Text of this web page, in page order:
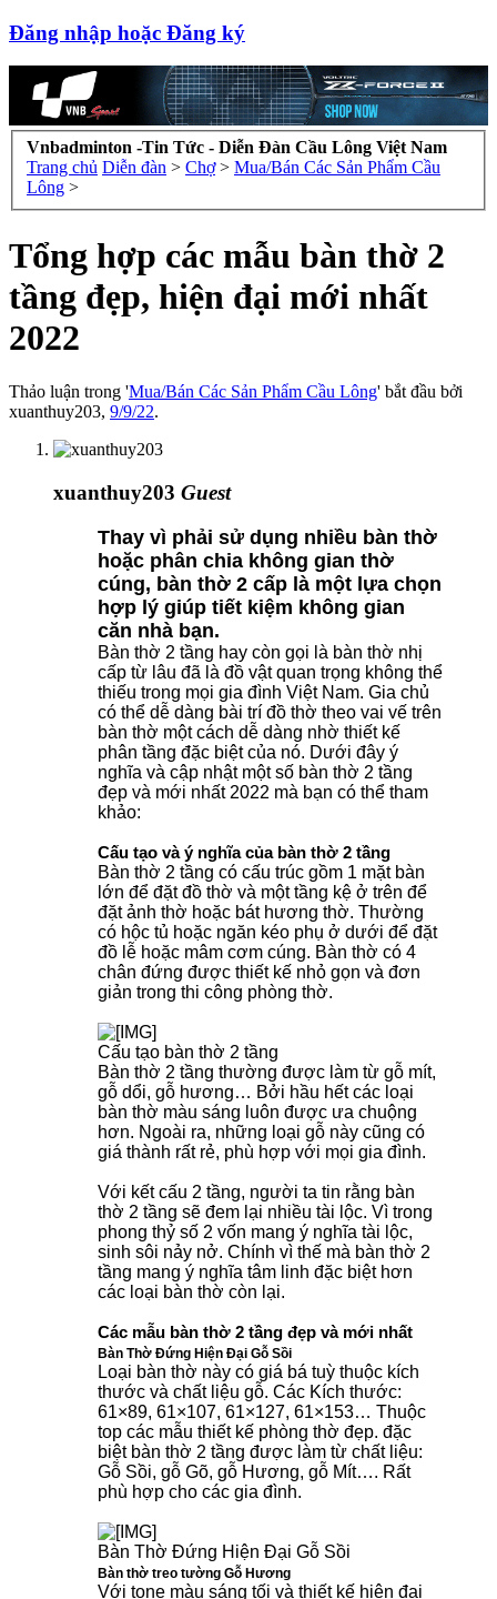
Đăng nhập hoặc Đăng ký
Vnbadminton -Tin Tức - Diễn Đàn Cầu Lông Việt Nam
Trang chủ Diễn đàn > Chợ > Mua/Bán Các Sản Phẩm Cầu
Lông >
Tổng hợp các mẫu bàn thờ 2
tầng đẹp, hiện đại mới nhất
2022
Thảo luận trong 'Mua/Bán Các Sản Phẩm Cầu Lông' bắt đầu bởi
xuanthuy203, 9/9/22.
xuanthuy203 Guest
Thay vì phải sử dụng nhiều bàn thờ
hoặc phân chia không gian thờ
cúng, bàn thờ 2 cấp là một lựa chọn
hợp lý giúp tiết kiệm không gian
căn nhà bạn.
Bàn thờ 2 tầng hay còn gọi là bàn thờ nhị
cấp từ lâu đã là đồ vật quan trọng không thể
thiếu trong mọi gia đình Việt Nam. Gia chủ
có thể dễ dàng bài trí đồ thờ theo vai vế trên
bàn thờ một cách dễ dàng nhờ thiết kế
phân tầng đặc biệt của nó. Dưới đây ý
nghĩa và cập nhật một số bàn thờ 2 tầng
đẹp và mới nhất 2022 mà bạn có thể tham
khảo:
Cấu tạo và ý nghĩa của bàn thờ 2 tầng
Bàn thờ 2 tầng có cấu trúc gồm 1 mặt bàn
lớn để đặt đồ thờ và một tầng kệ ở trên để
đặt ảnh thờ hoặc bát hương thờ. Thường
có hộc tủ hoặc ngăn kéo phụ ở dưới để đặt
đồ lễ hoặc mâm cơm cúng. Bàn thờ có 4
chân đứng được thiết kế nhỏ gọn và đơn
giản trong thi công phòng thờ.
Cấu tạo bàn thờ 2 tầng
Bàn thờ 2 tầng thường được làm từ gỗ mít,
gỗ dổi, gỗ hương… Bởi hầu hết các loại
bàn thờ màu sáng luôn được ưa chuộng
hơn. Ngoài ra, những loại gỗ này cũng có
giá thành rất rẻ, phù hợp với mọi gia đình.
Với kết cấu 2 tầng, người ta tin rằng bàn
thờ 2 tầng sẽ đem lại nhiều tài lộc. Vì trong
phong thỷ số 2 vốn mang ý nghĩa tài lộc,
sinh sôi nảy nở. Chính vì thế mà bàn thờ 2
tầng mang ý nghĩa tâm linh đặc biệt hơn
các loại bàn thờ còn lại.
Các mẫu bàn thờ 2 tầng đẹp và mới nhất
Bàn Thờ Đứng Hiện Đại Gỗ Sồi
Loại bàn thờ này có giá bá tuỳ thuộc kích
thước và chất liệu gỗ. Các Kích thước:
61×89, 61×107, 61×127, 61×153… Thuộc
top các mẫu thiết kế phòng thờ đẹp. đặc
biệt bàn thờ 2 tầng được làm từ chất liệu:
Gỗ Sồi, gỗ Gõ, gỗ Hương, gỗ Mít…. Rất
phù hợp cho các gia đình.
Bàn Thờ Đứng Hiện Đại Gỗ Sồi
Bàn thờ treo tường Gỗ Hương
Với tone màu sáng tối và thiết kế hiện đại